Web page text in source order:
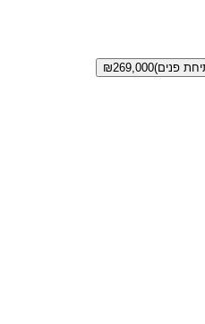
₪269,000